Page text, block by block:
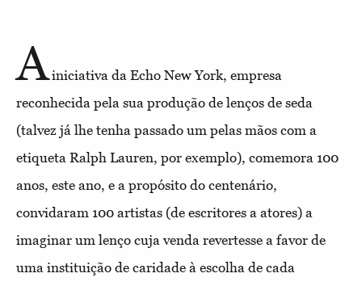
Ainiciativa da Echo New York, empresa
reconhecida pela sua produção de lenços de seda
(talvez já lhe tenha passado um pelas mãos com a
etiqueta Ralph Lauren, por exemplo), comemora 100
anos, este ano, e a propósito do centenário,
convidaram 100 artistas (de escritores a atores) a
imaginar um lenço cuja venda revertesse a favor de
uma instituição de caridade à escolha de cada